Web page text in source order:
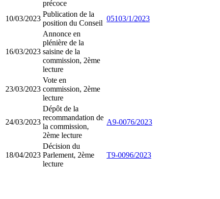
précoce
10/03/2023
Publication de la
position du Conseil
05103/1/2023
16/03/2023
Annonce en
plénière de la
saisine de la
commission, 2ème
lecture
23/03/2023
Vote en
commission, 2ème
lecture
24/03/2023
Dépôt de la
recommandation de
la commission,
2ème lecture
A9-0076/2023
18/04/2023
Décision du
Parlement, 2ème
lecture
T9-0096/2023